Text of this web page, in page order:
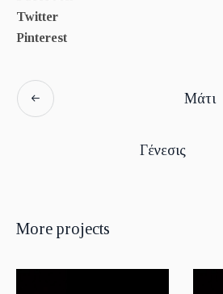
Twitter
Pinterest
Μάτι
Γένεσις
More projects